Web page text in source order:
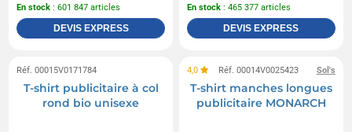
En stock : 601 847 articles
DEVIS EXPRESS
En stock : 465 377 articles
DEVIS EXPRESS
Réf. 00015V0171784
T-shirt publicitaire à col
rond bio unisexe
Sol's
4,0 Réf. 00014V0025423
T-shirt manches longues
publicitaire MONARCH